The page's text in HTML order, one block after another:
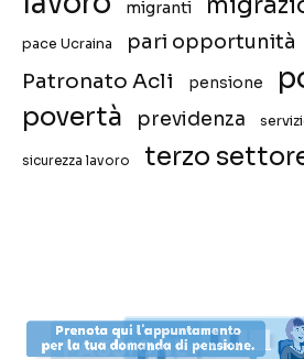
migranti
pace Ucraina pari opportunità
Patronato Acli pensione
povertà previdenza
sicurezza lavoro terzo